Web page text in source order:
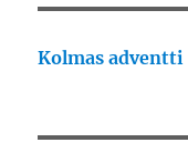
Kolmas adventti